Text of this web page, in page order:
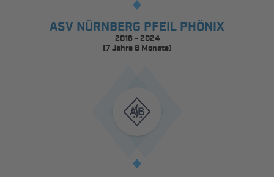
ASV NÜRNBERG PFEIL PHÖNIX
2016 - 2024
(7 Jahre 8 Monate)